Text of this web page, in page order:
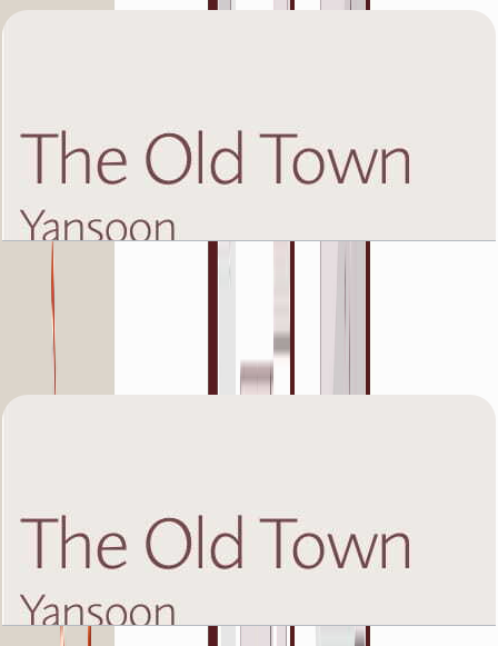
The Old Town Yansoon 5, Fifth Floor, 1 BR, Unit
5, 752 SQFT